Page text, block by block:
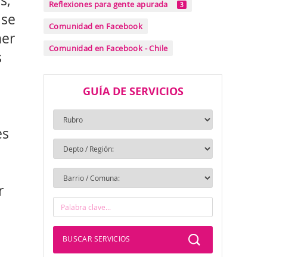
Reflexiones para gente apurada 3
Comunidad en Facebook
Comunidad en Facebook - Chile
GUÍA DE SERVICIOS
BUSCAR SERVICIOS